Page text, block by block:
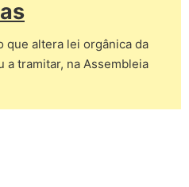
que altera lei orgânica da
a tramitar, na Assembleia